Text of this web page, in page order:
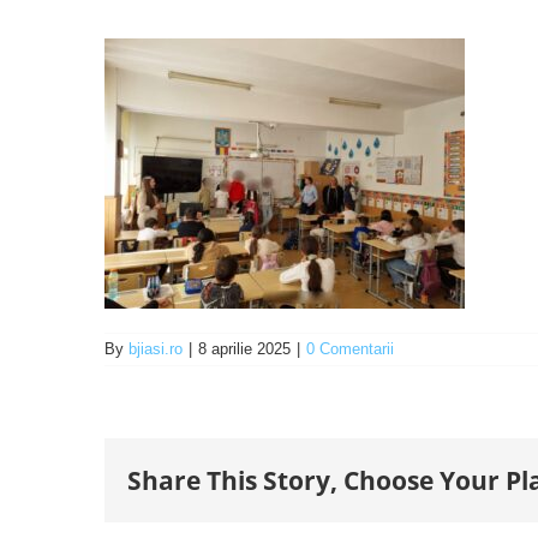
By bjiasi.ro 8 aprilie 2025 0 Comentarii
Share This Story, Choose Your